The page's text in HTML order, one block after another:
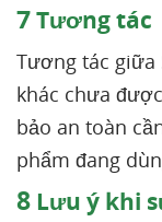
7Tương tác
Tương tác giữa
khác chưa
bảo an toàn
phẩm đang
8 Lưu ý khi